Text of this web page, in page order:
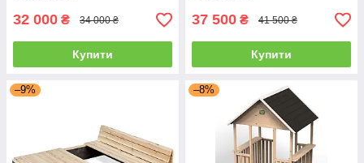
32 000 ₴ 34 000 ₴
Купити
37 500 ₴ 41 500 ₴
Купити
–9% –8%